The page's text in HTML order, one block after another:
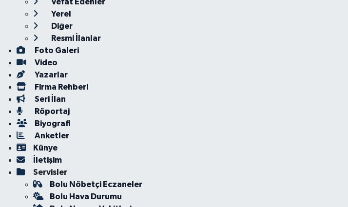
Vefat Edenler
Yerel
Diğer
Resmi İlanlar
Foto Galeri
Video
Yazarlar
Firma Rehberi
Seri İlan
Röportaj
Biyografi
Anketler
Künye
İletişim
Servisler
Bolu Nöbetçi Eczaneler
Bolu Hava Durumu